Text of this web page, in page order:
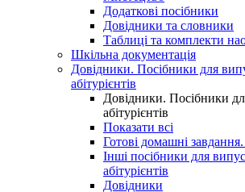
Додаткові посібники
Довідники та словники
Таблиці та комплекти
Шкільна документація
Довідники. Посібники для
абітурієнтів
Довідники. Посібники
абітурієнтів
Показати всі
Готові домашні
Інші посібники для
абітурієнтів
Довідники